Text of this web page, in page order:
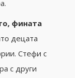
фината
децата
Стефи с
с други